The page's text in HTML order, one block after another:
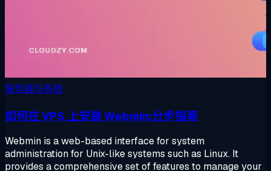
服务器与系统
如何在 VPS 上安装 Webmin:分步指南
Webmin is a web-based interface for system
administration for Unix-like systems such as Linux. It
provides a comprehensive set of features to manage your